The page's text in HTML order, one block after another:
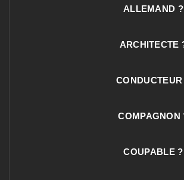
ALLEMAND ?
ARCHITECTE
COMPAGNON
COUPABLE ?